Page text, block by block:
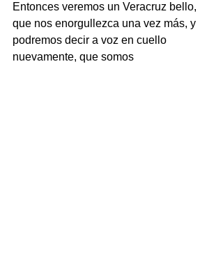
Entonces veremos un Veracruz bello,
que nos enorgullezca una vez más, y
podremos decir a voz en cuello
nuevamente, que somos